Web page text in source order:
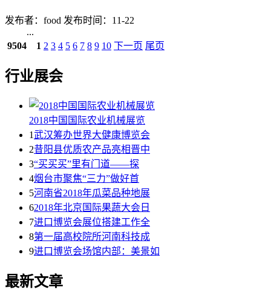
发布者：food 发布时间：11-22
...
9504
1 2 3 4 5 6 7 8 9 10 下一页 尾页
行业展会
2018中国国际农业机械展览
1武汉筹办世界大健康博览会
2昔阳县优质农产品亮相晋中
3“买买买”里有门道——探
4烟台市聚焦“三力”做好首
5河南省2018年瓜菜品种地展
62018年北京国际果蔬大会日
7进口博览会展位搭建工作全
8第一届高校院所河南科技成
9进口博览会场馆内部：美景如
最新文章